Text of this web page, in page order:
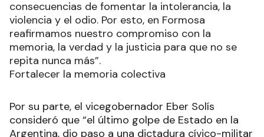
consecuencias de fomentar la intolerancia, la
violencia y el odio. Por esto, en Formosa
reafirmamos nuestro compromiso con la
memoria, la verdad y la justicia para que no se
repita nunca más”.
Fortalecer la memoria colectiva
Por su parte, el vicegobernador Eber Solís
consideró que “el último golpe de Estado en la
Argentina, dio paso a una dictadura cívico-militar